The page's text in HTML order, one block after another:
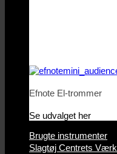
Efnote El-trommer
Se udvalget her
Brugte instrumenter
Slagtøj Centrets